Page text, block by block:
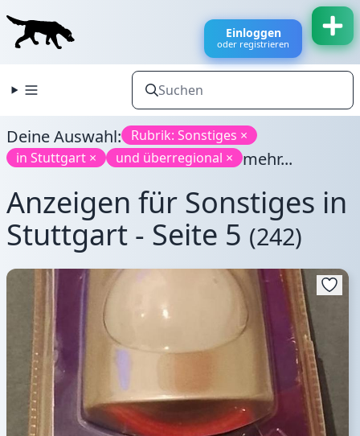
Einloggen
oder registrieren
Deine Auswahl:
Rubrik: Sonstiges ×
in Stuttgart ×
und überregional × mehr...
Anzeigen für Sonstiges in
Stuttgart - Seite 5 (242)